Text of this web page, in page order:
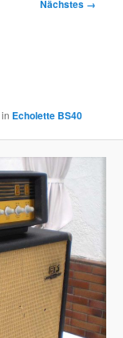
Nächstes →
in Echolette BS40